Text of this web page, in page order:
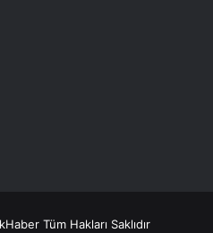
Tüm Hakları Saklıdır